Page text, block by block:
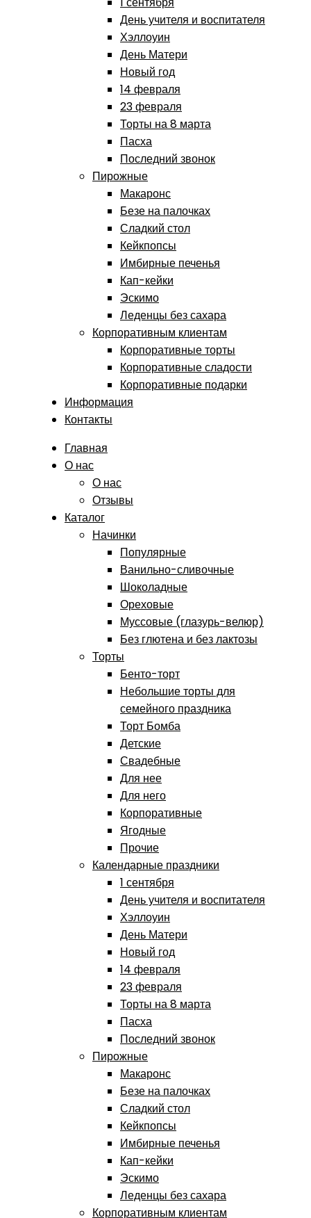
День учителя и воспитателя
Хэллоуин
День Матери
Новый год
14 февраля
23 февраля
Торты на 8 марта
Пасха
Последний звонок
Пирожные
Макаронс
Безе на палочках
Сладкий стол
Кейкпопсы
Имбирные печенья
Кап-кейки
Эскимо
Леденцы без сахара
Корпоративным клиентам
Корпоративные торты
Корпоративные сладости
Корпоративные подарки
Информация
Контакты
Главная
О нас
О нас
Отзывы
Каталог
Начинки
Популярные
Ванильно-сливочные
Шоколадные
Ореховые
Муссовые (глазурь-велюр)
Без глютена и без лактозы
Торты
Бенто-торт
Небольшие торты для
семейного праздника
Торт Бомба
Детские
Свадебные
Для нее
Для него
Корпоративные
Ягодные
Прочие
Календарные праздники
1 сентября
День учителя и воспитателя
Хэллоуин
День Матери
Новый год
14 февраля
23 февраля
Торты на 8 марта
Пасха
Последний звонок
Пирожные
Макаронс
Безе на палочках
Сладкий стол
Кейкпопсы
Имбирные печенья
Кап-кейки
Эскимо
Леденцы без сахара
Корпоративным клиентам